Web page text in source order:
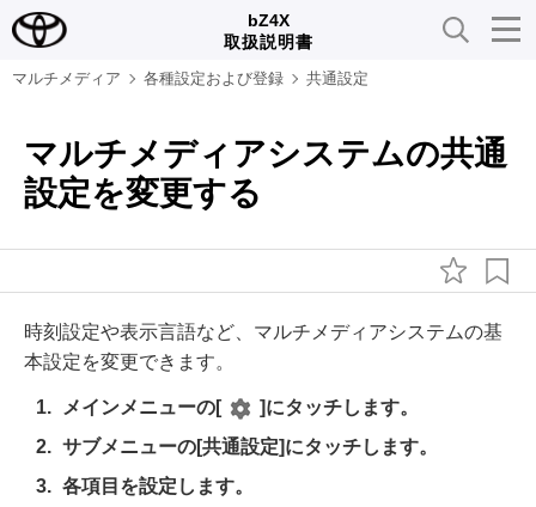
bZ4X
取扱説明書
マルチメディア 各種設定および登録 共通設定
マルチメディアシステムの共通
設定を変更する
時刻設定や表示言語など、マルチメディアシステムの基
本設定を変更できます。
メインメニューの[‍ ‍]にタッチします。
サブメニューの[‍共通設定‍]にタッチします。
各項目を設定します。